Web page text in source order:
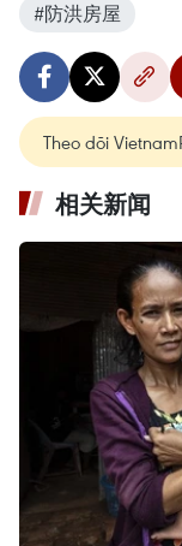
#防洪房屋
Theo dõi
相关新闻